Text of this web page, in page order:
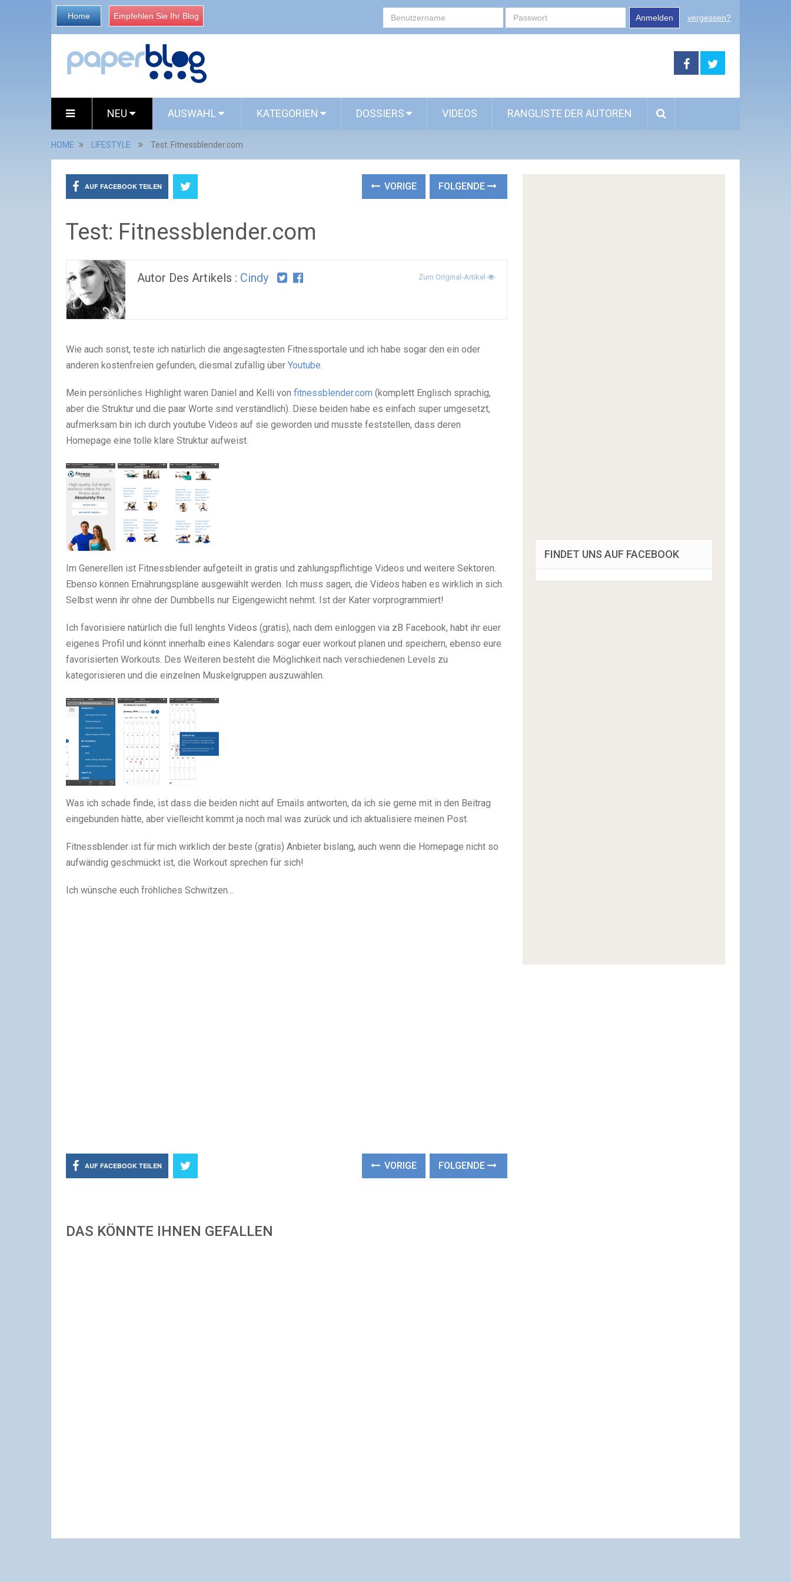
Home Empfehlen Sie Ihr Blog Anmelden vergessen?
NEU AUSWAHL KATEGORIEN DOSSIERS VIDEOS RANGLISTE DER AUTOREN
HOME LIFESTYLE Test: Fitnessblender.com
AUF FACEBOOK TEILEN VORIGE FOLGENDE
Test: Fitnessblender.com
Autor Des Artikels : Cindy Zum Original-Artikel
Wie auch sonst, teste ich natürlich die angesagtesten Fitnessportale und ich habe sogar den ein oder
anderen kostenfreien gefunden, diesmal zufällig über Youtube.
Mein persönliches Highlight waren Daniel and Kelli von fitnessblender.com (komplett Englisch sprachig,
aber die Struktur und die paar Worte sind verständlich). Diese beiden habe es einfach super umgesetzt,
aufmerksam bin ich durch youtube Videos auf sie geworden und musste feststellen, dass deren
Homepage eine tolle klare Struktur aufweist.
Im Generellen ist Fitnessblender aufgeteilt in gratis und zahlungspflichtige Videos und weitere Sektoren.
Ebenso können Ernährungspläne ausgewählt werden. Ich muss sagen, die Videos haben es wirklich in sich.
Selbst wenn ihr ohne der Dumbbells nur Eigengewicht nehmt. Ist der Kater vorprogrammiert!
Ich favorisiere natürlich die full lenghts Videos (gratis), nach dem einloggen via zB Facebook, habt ihr euer
eigenes Profil und könnt innerhalb eines Kalendars sogar euer workout planen und speichern, ebenso eure
favorisierten Workouts. Des Weiteren besteht die Möglichkeit nach verschiedenen Levels zu
kategorisieren und die einzelnen Muskelgruppen auszuwählen.
Was ich schade finde, ist dass die beiden nicht auf Emails antworten, da ich sie gerne mit in den Beitrag
eingebunden hätte, aber vielleicht kommt ja noch mal was zurück und ich aktualisiere meinen Post.
Fitnessblender ist für mich wirklich der beste (gratis) Anbieter bislang, auch wenn die Homepage nicht so
aufwändig geschmückt ist, die Workout sprechen für sich!
Ich wünsche euch fröhliches Schwitzen…
AUF FACEBOOK TEILEN VORIGE FOLGENDE
DAS KÖNNTE IHNEN GEFALLEN
FINDET UNS AUF FACEBOOK